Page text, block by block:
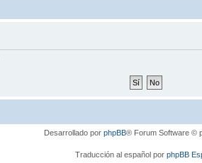
Desarrollado por phpBB® Forum Software ©
Traducción al español por phpBB